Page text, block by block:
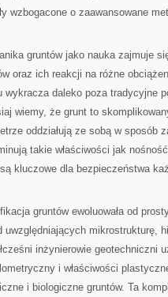
wzbogacone o zaawansowane
gruntów jako nauka zajmuje
oraz ich reakcji na różne
wykracza daleko poza tradycyjne
wiemy, że grunt to
oddziałują ze sobą w sposób
takie właściwości jak
kluczowe dla bezpieczeństwa
gruntów ewoluowała od
uwzględniających mikrostrukturę,
inżynierowie geotechniczni
i właściwości
i biologiczne gruntów. Ta